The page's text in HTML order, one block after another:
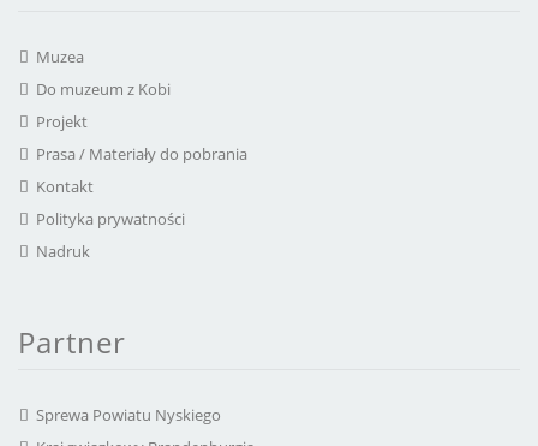
Muzea
Do muzeum z Kobi
Projekt
Prasa / Materiały do pobrania
Kontakt
Polityka prywatności
Nadruk
Partner
Sprewa Powiatu Nyskiego